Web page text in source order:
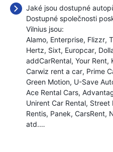
Jaké jsou dostupné
Dostupné společnosti
Vilnius jsou:
Alamo Enterprise Flizzr
Hertz Sixt Europcar
addCarRental Your Rent
Carwiz rent a car Prime
Green Motion U-Save
Ace Rental Cars
Unirent Car Rental Street
Rentis Panek CarsRent
atd.…